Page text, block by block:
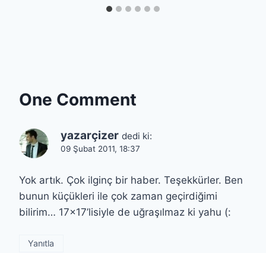
One Comment
yazarçizer dedi ki:
09 Şubat 2011, 18:37
Yok artık. Çok ilginç bir haber. Teşekkürler. Ben
bunun küçükleri ile çok zaman geçirdiğimi
bilirim… 17×17’lisiyle de uğraşılmaz ki yahu (:
Yanıtla